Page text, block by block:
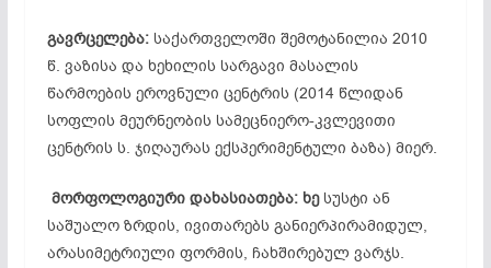
გავრცელება: საქართველოში შემოტანილია 2010
წ. ვაზისა და ხეხილის სარგავი მასალის
წარმოების ეროვნული ცენტრის (2014 წლიდან
სოფლის მეურნეობის სამეცნიერო-კვლევითი
ცენტრის ს. ჯიღაურას ექსპერიმენტული ბაზა) მიერ.
მორფოლოგიური დახასიათება: ხესუსტი ან
საშუალო ზრდის, ივითარებს განიერპირამიდულ,
არასიმეტრიული ფორმის, ჩახშირებულ ვარჯს.